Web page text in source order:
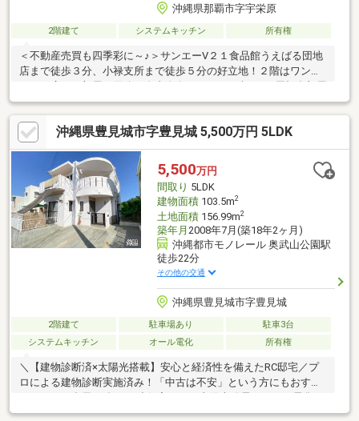
沖縄県那覇市字宇栄原
2階建て システムキッチン 所有権
＜不動産売買も四季彩に～♪＞サンエーV２１食品館うえばる団地
店まで徒歩３分、小禄支所まで徒歩５分の好立地！２階はワンフ
まであります！荷物置き場や秘密基地のように利用したりと考え
るだけで楽しい物件です＾＾是非一度ご内覧を！お電話お待ちし
ております☆※２階増築・木造（S60年3月1日）※リフォーム費用
見積無料で行っております。お気軽にご相談くださいませ！！
沖縄県豊見城市字豊見城 5,500万円 5LDK
5,500万円
間取り 5LDK
建物面積103.5m2
土地面積156.99m2
築年月 2008年7月(築18年2ヶ月)
沖縄都市モノレール 奥武山公園駅
徒歩22分
その他の交通
沖縄県豊見城市字豊見城
2階建て 駐車場あり
駐車3台
システムキッチン
オール電化 所有権
＼【建物診断済×太陽光搭載】安心と経済性を備えたRC邸宅／プ
ロによる建物診断実施済み！「中古は不安」という方にもおすす
より、昨今の電気代高騰から家計をしっかり守ります。5LDKのゆ